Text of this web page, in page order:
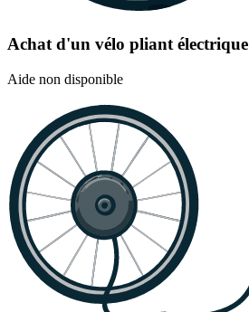
Achat d'un vélo pliant électrique
Aide non disponible